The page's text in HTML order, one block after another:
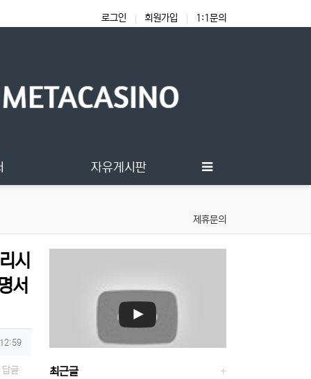
로그인 회원가입 1:1문의
자유게시판
제휴문의
시
서
답글 최근글